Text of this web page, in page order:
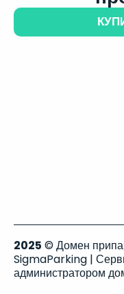
2025 © Домен
SigmaParking |
администратором